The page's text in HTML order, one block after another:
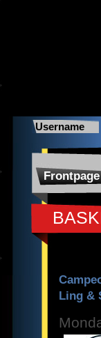
Frontpage
Ling &